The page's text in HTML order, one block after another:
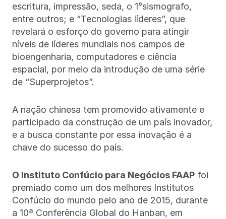
escritura, impressão, seda, o 1°sismografo,
entre outros; e “Tecnologias líderes”, que
revelará o esforço do governo para atingir
níveis de líderes mundiais nos campos de
bioengenharia, computadores e ciência
espacial, por meio da introdução de uma série
de “Superprojetos”.
A nação chinesa tem promovido ativamente e
participado da construção de um país inovador,
e a busca constante por essa inovação é a
chave do sucesso do país.
O Instituto Confúcio para Negócios FAAP foi
premiado como um dos melhores Institutos
Confúcio do mundo pelo ano de 2015, durante
a 10ª Conferência Global do Hanban, em